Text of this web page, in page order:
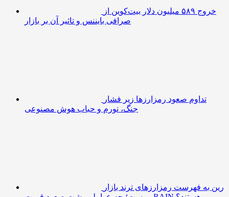
خروج ۵۸۹ میلیون دلار بیت‌کوین از
صرافی بایننس و تاثیر آن بر بازار
تداوم صعود رمزارزها زیر فشار
جنگ، تورم و حباب هوش مصنوعی
رین به فهرست رمزارزهای ترند بازار